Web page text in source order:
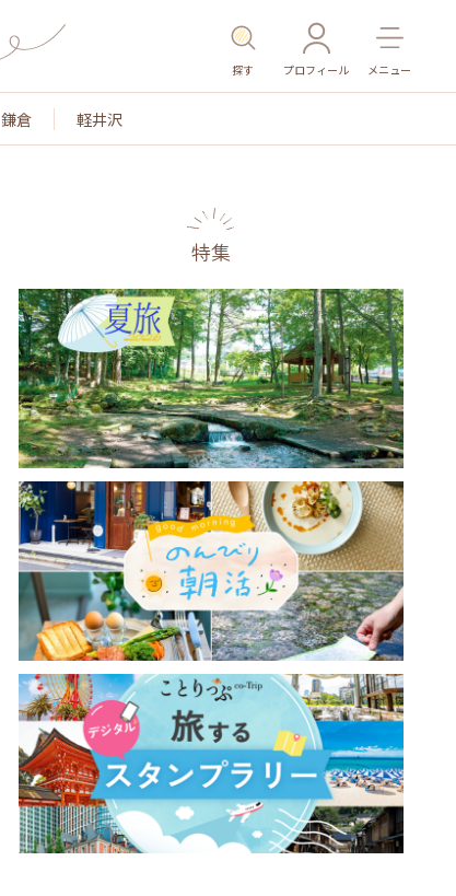
探す プロフィール メニュー
鎌倉 軽井沢
名所・旧跡 温泉・スパ その他施設 ごはん
特集